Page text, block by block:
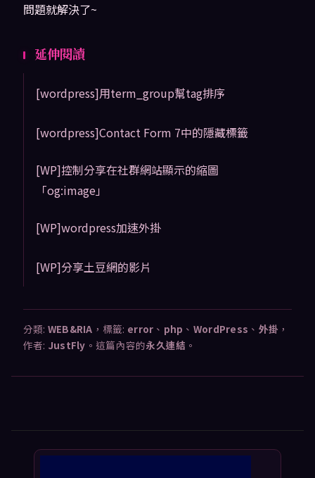
問題就解決了~
延伸閱讀
[wordpress]用term_group幫tag排序
[wordpress]Contact Form 7中的隱藏標籤
[WP]控制分享在社群網站顯示的縮圖
「og:image」
[WP]wordpress加速外掛
[WP]分享土豆網的影片
分類: WEB&RIA ，標籤: error 、 php 、 WordPress 、 外掛 ，
作者: JustFly 。這篇內容的永久連結 。